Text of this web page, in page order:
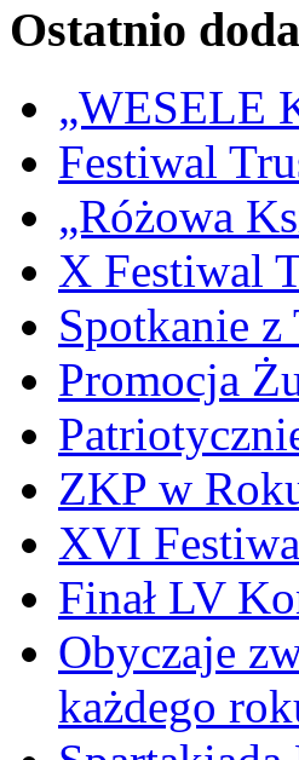
Ostatnio
„WESELE
Festiwal
„Różowa
X Festiwal
Spotkanie z
Promocja
ZKP w
XVI
Finał LV
Obyczaje
każdego